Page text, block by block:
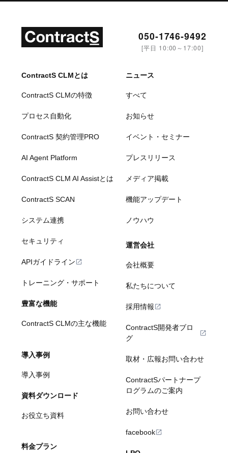
050-1746-9492
[平日 10:00～17:00]
ContractS CLMとは
ContractS CLMの特徴
プロセス自動化
ContractS 契約管理PRO
AI Agent Platform
ContractS CLM AI Assistとは
ContractS SCAN
システム連携
セキュリティ
APIガイドライン
トレーニング・サポート
豊富な機能
ContractS CLMの主な機能
導入事例
導入事例
資料ダウンロード
お役立ち資料
料金プラン
ニュース
すべて
お知らせ
イベント・セミナー
プレスリリース
メディア掲載
機能アップデート
ノウハウ
運営会社
会社概要
私たちについて
採用情報
ContractS開発者ブロ
グ
取材・広報お問い合わせ
ContractSパートナープ
ログラムのご案内
お問い合わせ
facebook